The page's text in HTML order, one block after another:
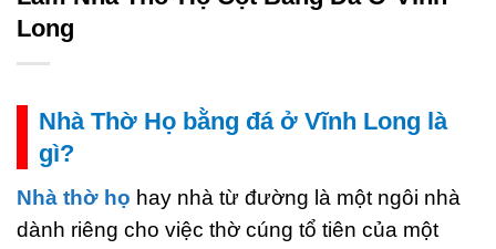
Long
Nhà Thờ Họ bằng đá ở Vĩnh Long là
gì?
Nhà thờ họ hay nhà từ đường là một ngôi nhà
dành riêng cho việc thờ cúng tổ tiên của một